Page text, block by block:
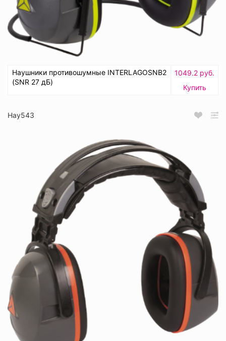
Наушники противошумные INTERLAGOSNB2
(SNR 27 дБ)
1049.2 руб.
Купить
Нау543